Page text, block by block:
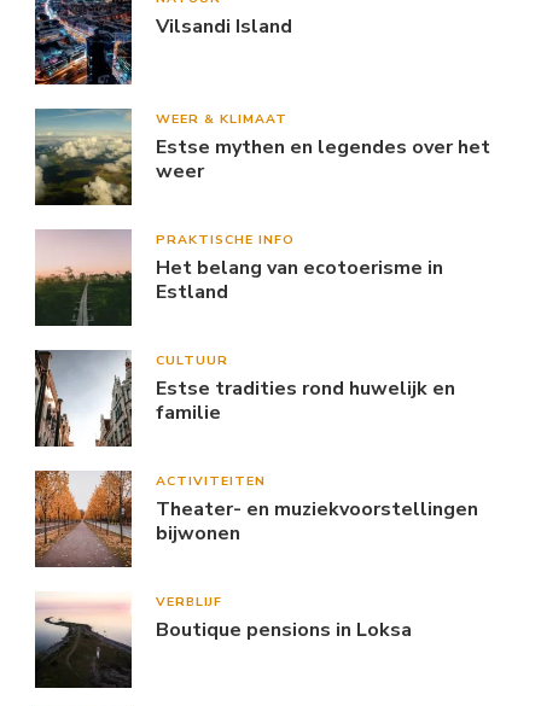
Vilsandi Island
WEER & KLIMAAT
Estse mythen en legendes over het
weer
PRAKTISCHE INFO
Het belang van ecotoerisme in
Estland
CULTUUR
Estse tradities rond huwelijk en
familie
ACTIVITEITEN
Theater- en muziekvoorstellingen
bijwonen
VERBLIJF
Boutique pensions in Loksa